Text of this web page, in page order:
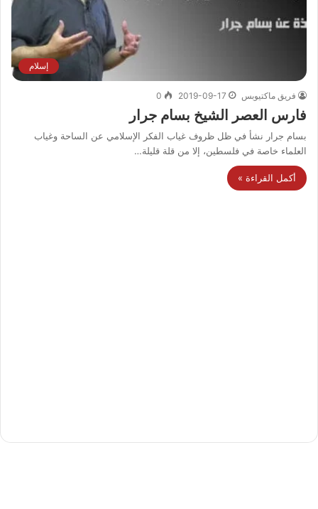
إسلام
فريق ماكتيوبس 2019-09-17
0
فارس العصر الشيخ بسام جرار
بسام جرار نشأ في ظل ظروف غياب الفكر الإسلامي عن الساحة وغياب
العلماء خاصة في فلسطين، إلا من قلة قليلة…
أكمل القراءة »